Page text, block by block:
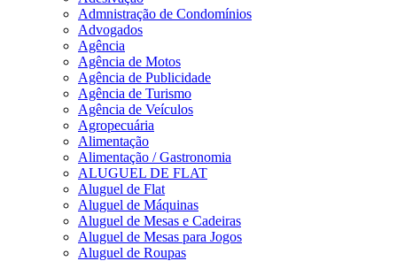
Admnistração de Condomínios
Advogados
Agência
Agência de Motos
Agência de Publicidade
Agência de Turismo
Agência de Veículos
Agropecuária
Alimentação
Alimentação / Gastronomia
ALUGUEL DE FLAT
Aluguel de Flat
Aluguel de Máquinas
Aluguel de Mesas e Cadeiras
Aluguel de Mesas para Jogos
Aluguel de Roupas